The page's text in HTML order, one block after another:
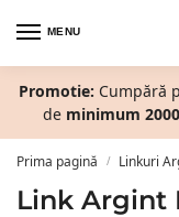
MENU
Promotie: Cumpără
de minimum
Prima pagină / Linkuri
Link Argint